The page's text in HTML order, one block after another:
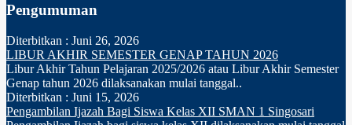
Pengumuman
Diterbitkan : Juni 26, 2026
LIBUR AKHIR SEMESTER GENAP TAHUN 2026
Libur Akhir Tahun Pelajaran 2025/2026 atau Libur Akhir Semester
Genap tahun 2026 dilaksanakan mulai tanggal..
Diterbitkan : Juni 15, 2026
Pengambilan Ijazah Bagi Siswa Kelas XII SMAN 1 Singosari